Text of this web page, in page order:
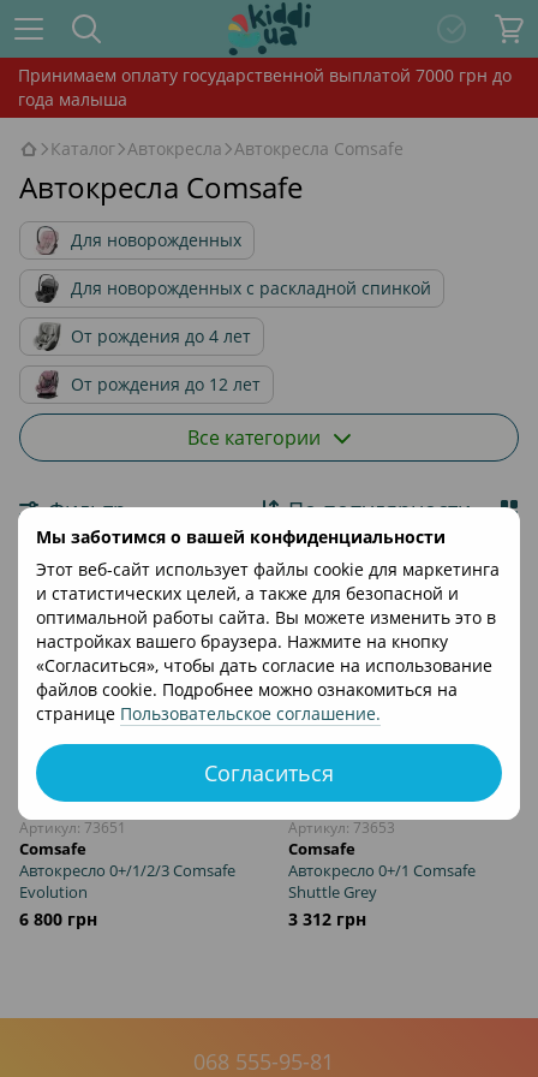
Мы заботимся о вашей конфиденциальности
Этот веб-сайт использует файлы cookie для маркетинга
и статистических целей, а также для безопасной и
оптимальной работы сайта. Вы можете изменить это в
настройках вашего браузера. Нажмите на кнопку
«Согласиться», чтобы дать согласие на использование
файлов cookie. Подробнее можно ознакомиться на
странице Пользовательское соглашение.
Согласиться
Принимаем оплату государственной выплатой 7000 грн до
года малыша
Каталог Автокресла Автокресла Comsafe
Автокресла Comsafe
Для новорожденных
Для новорожденных с раскладной спинкой
От рождения до 4 лет
От рождения до 12 лет
От 9 месяцев до 4 лет
Аксессуары для автокресел
Бустеры и аксессуары
Все категории
Фильтр По популярности
Артикул: 73651
Comsafe
Автокресло 0+/1/2/3 Comsafe
Evolution
6 800 грн
Пакунок Малюка
Артикул: 73653
Comsafe
Автокресло 0+/1 Comsafe
Shuttle Grey
3 312 грн
068 555-95-81